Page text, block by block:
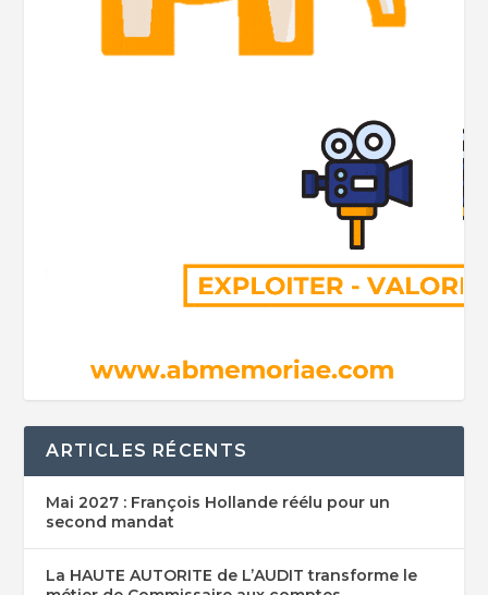
ARTICLES RÉCENTS
Mai 2027 : François Hollande réélu pour un
second mandat
La HAUTE AUTORITE de L’AUDIT transforme le